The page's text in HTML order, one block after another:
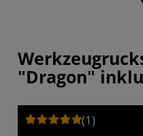
"Dragon"
(1)